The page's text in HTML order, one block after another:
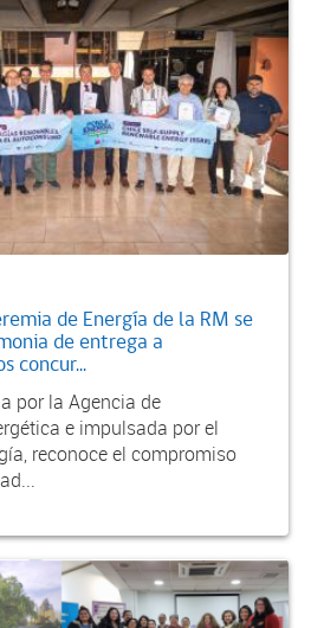
de Energía de la RM se
de entrega a
concur...
por la Agencia de
e impulsada por el
reconoce el compromiso